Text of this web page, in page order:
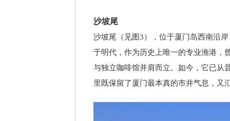
沙坡尾
沙坡尾（见图3），位于厦门岛西南沿
于明代，作为历史上唯一的专业渔港，
与独立咖啡馆并肩而立。如今，它已从
里既保留了厦门最本真的市井气息，又